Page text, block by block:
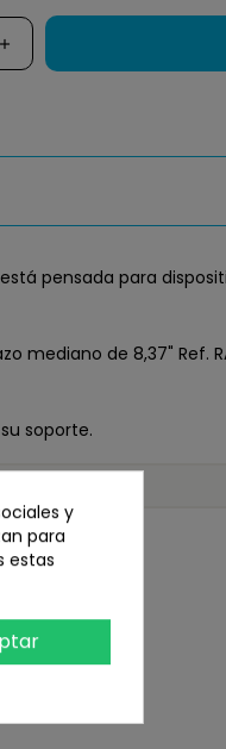
pensada para
de 8,37" Ref.
soporte.
y
para
estas